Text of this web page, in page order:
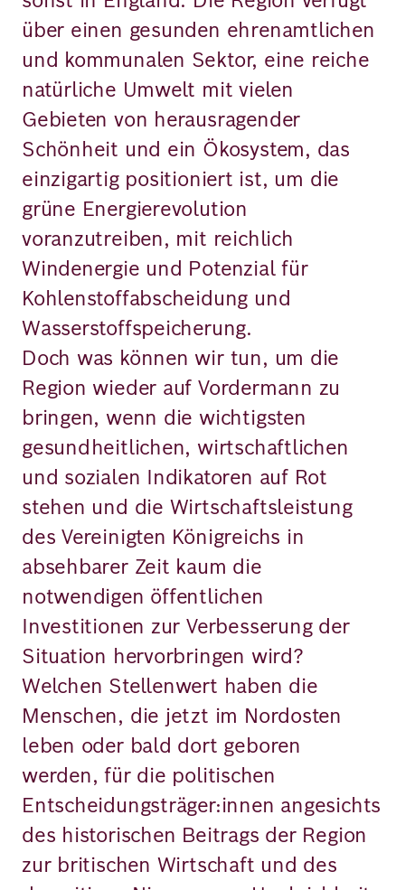
über einen gesunden ehrenamtlichen
und kommunalen Sektor, eine reiche
natürliche Umwelt mit vielen
Gebieten von herausragender
Schönheit und ein Ökosystem, das
einzigartig positioniert ist, um die
grüne Energierevolution
voranzutreiben, mit reichlich
Windenergie und Potenzial für
Kohlenstoffabscheidung und
Wasserstoffspeicherung.
Doch was können wir tun, um die
Region wieder auf Vordermann zu
bringen, wenn die wichtigsten
gesundheitlichen, wirtschaftlichen
und sozialen Indikatoren auf Rot
stehen und die Wirtschaftsleistung
des Vereinigten Königreichs in
absehbarer Zeit kaum die
notwendigen öffentlichen
Investitionen zur Verbesserung der
Situation hervorbringen wird?
Welchen Stellenwert haben die
Menschen, die jetzt im Nordosten
leben oder bald dort geboren
werden, für die politischen
Entscheidungsträger:innen angesichts
des historischen Beitrags der Region
zur britischen Wirtschaft und des